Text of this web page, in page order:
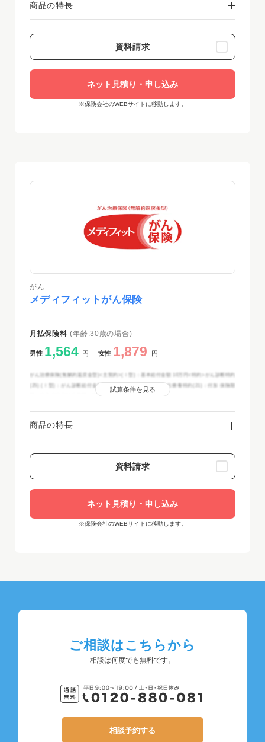
商品の特長
資料請求
ネット見積り・申し込み
※保険会社のWEBサイトに移動します。
がん
メディフィットがん保険
月払保険料 (年齢:30歳の場合)
男性 1,564 円 女性 1,879 円
がん治療保険(無解約返戻金型)<主契約>(Ⅰ型)：基本給付金額 10万円<特約>がん診断特約
(25) (Ⅰ型)：がん診断給付金額 50万円、先進医療・患者申出療養特約(21)：付加 保険期
間：終身 保険料払込期間：終身 の場合
試算条件を見る
商品の特長
資料請求
ネット見積り・申し込み
※保険会社のWEBサイトに移動します。
ご相談はこちらから
相談は何度でも無料です。
相談予約する